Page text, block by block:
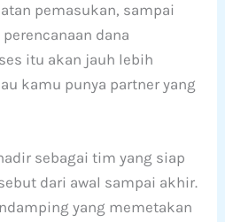
pemasukan, sampai
dana
itu akan jauh lebih
kamu punya partner yang
sebagai tim yang siap
dari awal sampai akhir.
yang memetakan